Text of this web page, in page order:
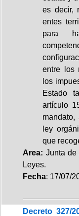
es decir,
entes
para
entre los
los
Estado
artículo
ley
que
Area: Junta
Leyes.
Fecha: 17/07/
Decreto 327/